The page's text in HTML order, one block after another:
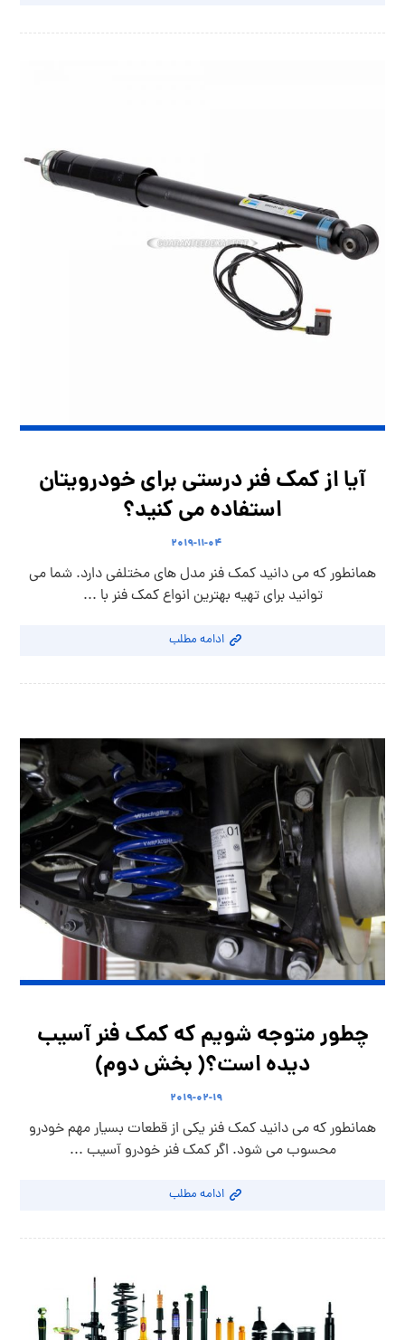
آیا از کمک فنر درستی برای خودرویتان
استفاده می کنید؟
۲۰۱۹-۱۱-۰۴
همانطور که می دانید کمک فنر مدل های مختلفی دارد. شما می
توانید برای تهیه بهترین انواع کمک فنر با ...
ادامه مطلب
چطور متوجه شویم که کمک فنر آسیب
دیده است؟( بخش دوم)
۲۰۱۹-۰۲-۱۹
همانطور که می دانید کمک فنر یکی از قطعات بسیار مهم خودرو
محسوب می شود. اگر کمک فنر خودرو آسیب ...
ادامه مطلب